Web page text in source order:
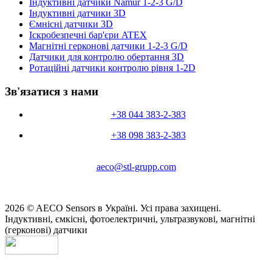
Індуктивні датчики Namur 1-2-3 G/D
Індуктивні датчики 3D
Ємнісні датчики 3D
Іскробезпечні бар'єри ATEX
Магнітні герконові датчики 1-2-3 G/D
Датчики для контролю обертання 3D
Ротаційні датчики контролю рівня 1-2D
Зв'язатися з нами
+38 044 383-2-383
+38 098 383-2-383
aeco@stl-grupp.com
2026 © AECO Sensors в Україні. Усі права захищені.
Індуктивні, ємкісні, фотоелектричні, ультразвукові, магнітні
(герконові) датчики